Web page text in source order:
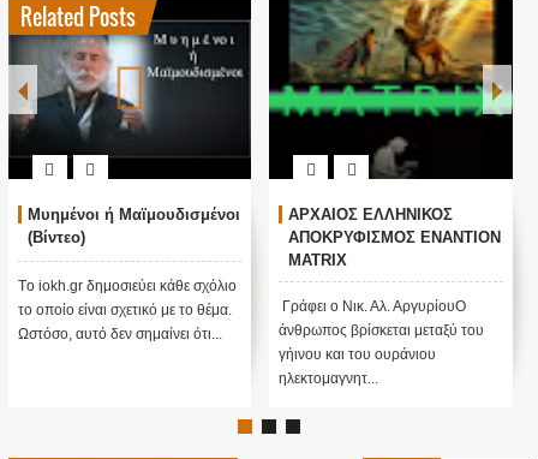
Related Posts
Μυημένοι ή Μαϊμουδισμένοι
(Βίντεο)
Tο iokh.gr δημοσιεύει κάθε σχόλιο
το οποίο είναι σχετικό με το θέμα.
Ωστόσο, αυτό δεν σημαίνει ότι...
ΑΡΧΑΙΟΣ ΕΛΛΗΝΙΚΟΣ
ΑΠΟΚΡΥΦΙΣΜΟΣ ΕΝΑΝΤΙΟΝ
MATRIX
Γράφει ο Νικ. Αλ. ΑργυρίουΟ
άνθρωπος βρίσκεται μεταξύ του
γήινου και του ουράνιου
ηλεκτομαγνητ...